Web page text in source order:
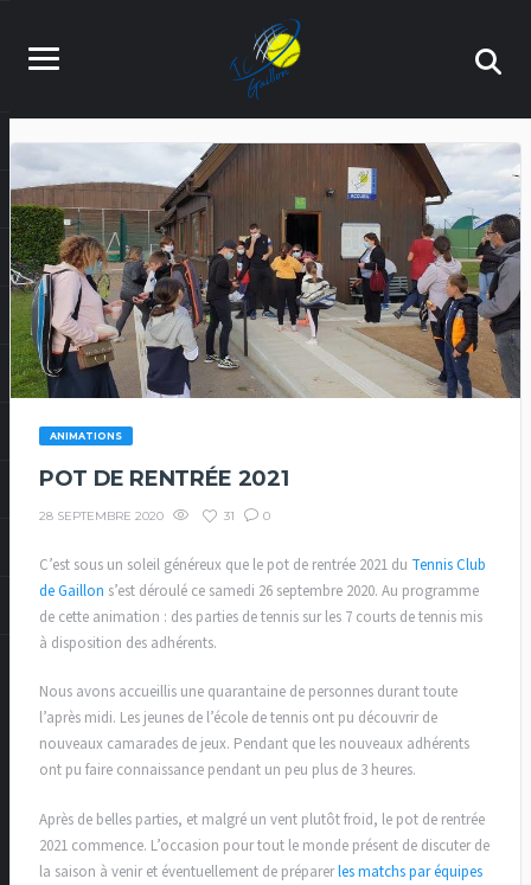
ANIMATIONS
POT DE RENTRÉE 2021
28 SEPTEMBRE 2020 31 0
C’est sous un soleil généreux que le pot de rentrée 2021 du Tennis Club
de Gaillon s’est déroulé ce samedi 26 septembre 2020. Au programme
de cette animation : des parties de tennis sur les 7 courts de tennis mis
à disposition des adhérents.
Nous avons accueillis une quarantaine de personnes durant toute
l’après midi. Les jeunes de l’école de tennis ont pu découvrir de
nouveaux camarades de jeux. Pendant que les nouveaux adhérents
ont pu faire connaissance pendant un peu plus de 3 heures.
Après de belles parties, et malgré un vent plutôt froid, le pot de rentrée
2021 commence. L’occasion pour tout le monde présent de discuter de
la saison à venir et éventuellement de préparerles matchs par équipes